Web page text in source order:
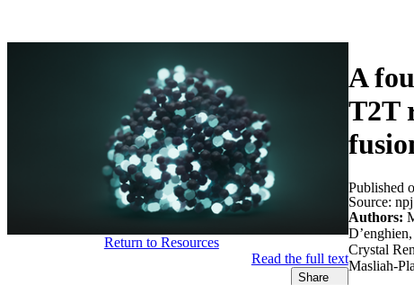
A
T2T
Return to Resources
Read the full text
Share
Published
Source:
Authors:
Crystal
Masliah-